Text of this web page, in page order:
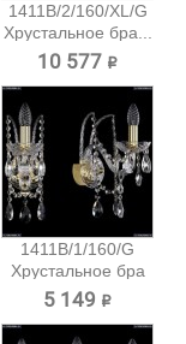
1411B/2/160/XL/G
Хрустальное бра...
10 577 ₽
1411B/1/160/G
Хрустальное бра
Bohemia...
5 149 ₽